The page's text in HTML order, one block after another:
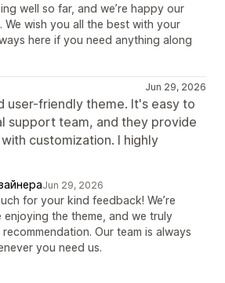
well so far, and we’re happy our
We wish you all the best with your
here if you need anything along
Jun 29, 2026
user-friendly theme. It's easy to
support team, and they provide
customization. I highly
Jun 29, 2026
for your kind feedback! We’re
enjoying the theme, and we truly
Our team is always
you need us.